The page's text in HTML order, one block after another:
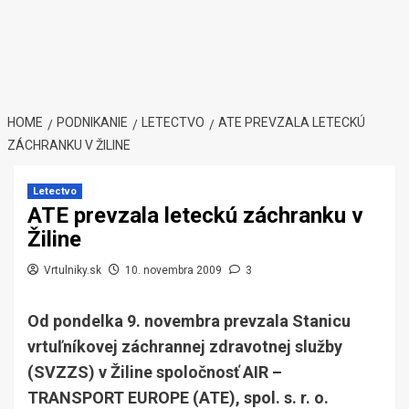
HOME PODNIKANIE LETECTVO
ATE PREVZALA LETECKÚ
ZÁCHRANKU V ŽILINE
Letectvo
ATE prevzala leteckú záchranku v
Žiline
Vrtulniky.sk 10. novembra 2009 3
Od pondelka 9. novembra prevzala Stanicu
vrtuľníkovej záchrannej zdravotnej služby
(SVZZS) v Žiline spoločnosť AIR –
TRANSPORT EUROPE (ATE), spol. s. r. o.